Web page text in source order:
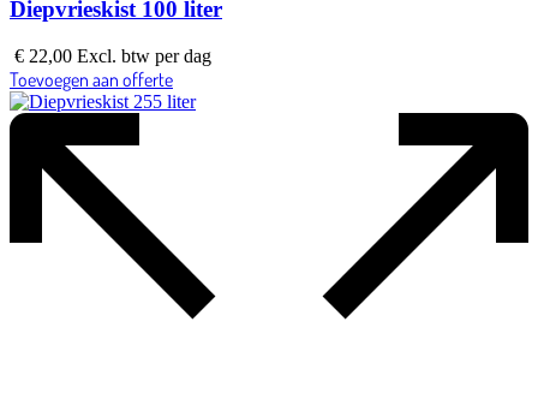
Diepvrieskist 100 liter
€ 22,00 Excl. btw per dag
Toevoegen aan offerte